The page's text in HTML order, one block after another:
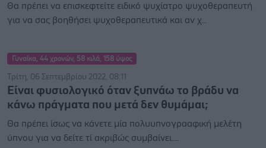
Θα πρέπει να επισκεφτείτε ειδικό ψυχίατρο ψυχοθεραπευτή
για να σας βοηθήσει ψυχοθεραπευτικά και αν χ...
Γυναίκα, 44 χρονών, 58 κιλά, 158 ύψος
Τρίτη, 06 Σεπτεμβρίου 2022, 08:11
Είναι φυσιολογικό όταν ξυπνάω το βράδυ να
κάνω πράγματα που μετά δεν θυμάμαι;
Θα πρέπει ίσως να κάνετε μία πολυυπνογρααφική μελέτη
ύπνου για να δείτε τί ακριβώς συμβαίνει....